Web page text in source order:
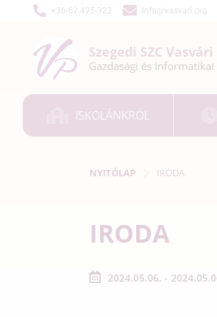
+36-62 425-322 info@vasvari.org
Szegedi SZC Vasvári
Gazdasági és Informatikai
ISKOLÁNKRÓL
NYITÓLAP IRODA
IRODA
2024.05.06. -